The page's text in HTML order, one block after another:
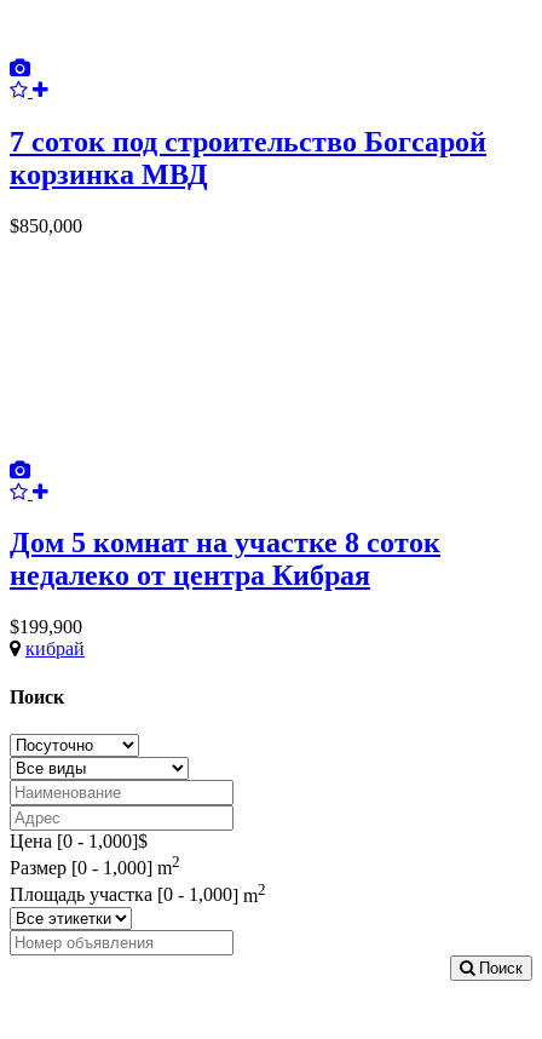
7 соток под строительство Богсарой
корзинка МВД
$850,000
Дом 5 комнат на участке 8 соток
недалеко от центра Кибрая
$199,900
кибрай
Поиск
Цена [0 - 1,000]$
Размер [0 - 1,000] m2
Площадь участка [0 - 1,000] m2
Поиск